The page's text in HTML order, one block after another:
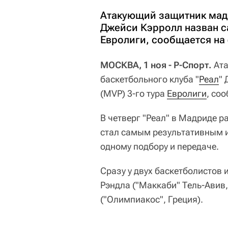
Атакующий защитник
Джейси Кэрролл назван
Евролиги, сообщается
МОСКВА, 1 ноя - Р-Спорт.
баскетбольного клуба "Реал"
(MVP) 3-го тура Евролиги,
В четверг "Реал" в Мадриде
стал самым результативным
одному подбору и передаче.
Сразу у двух
Рэндла ("Маккаби" Тель-
("Олимпиакос", Греция).